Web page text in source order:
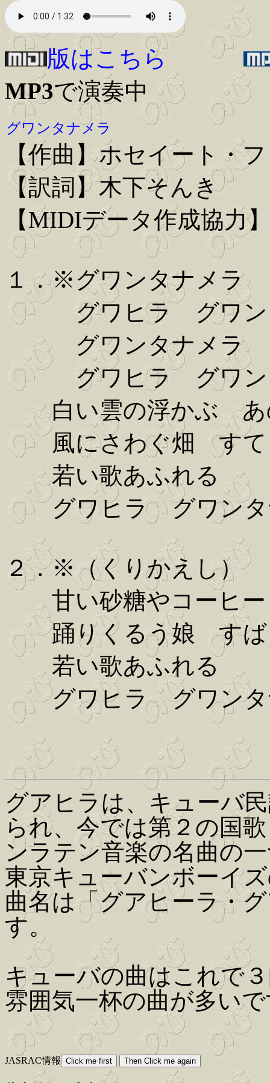
版はこちら
MP3で演奏中
グワンタナメラ
【作曲】ホセイート・
【訳詞】木下そんき
【MIDIデータ作成協力
１．※グワンタナメラ
グワヒラ グワン
グワンタナメラ
グワヒラ グワン
白い雲の浮かぶ あ
風にさわぐ畑 すて
若い歌あふれる
グワヒラ グワンタ
２．※（くりかえし）
甘い砂糖やコーヒ
踊りくるう娘 すば
若い歌あふれる
グワヒラ グワンタ
グアヒラは、キューバ
られ、今では第２の国
ンラテン音楽の名曲の
東京キューバンボーイ
曲名は「グアヒーラ・
す。
キューバの曲はこれで
雰囲気一杯の曲が多い
JASRAC情報